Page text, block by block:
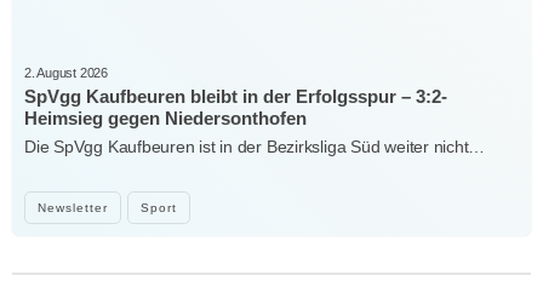
Newsletter Sport
2. August 2026
SpVgg Kaufbeuren bleibt in der Erfolgsspur – 3:2-
Heimsieg gegen Niedersonthofen
Die SpVgg Kaufbeuren ist in der Bezirksliga Süd weiter nicht…